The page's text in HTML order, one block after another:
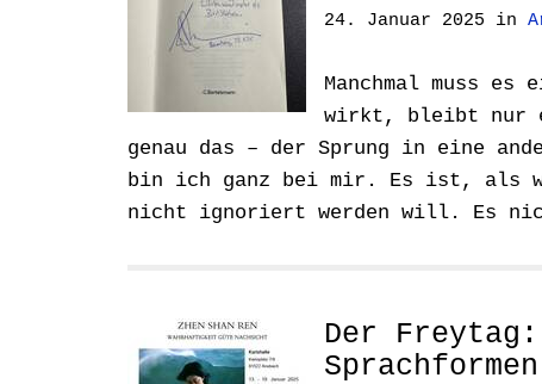
24. Januar 2025 in
Manchmal muss
wirkt, bleibt nur
genau das – der Sprung in eine
bin ich ganz bei mir. Es ist, als
nicht ignoriert werden will. Es
Der